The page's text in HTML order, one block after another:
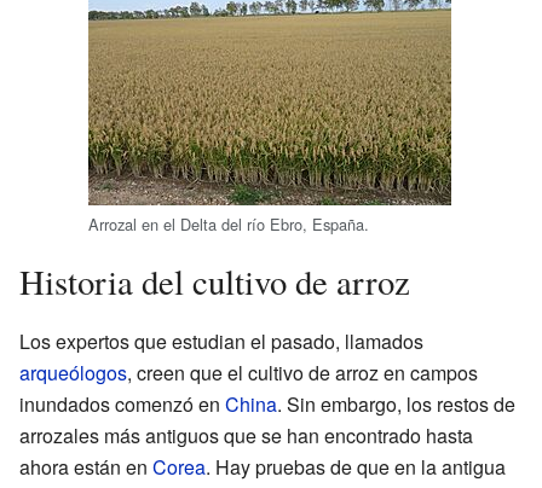
Arrozal en el Delta del río Ebro, España.
Historia del cultivo de arroz
Los expertos que estudian el pasado, llamados
arqueólogos, creen que el cultivo de arroz en campos
inundados comenzó en China. Sin embargo, los restos de
arrozales más antiguos que se han encontrado hasta
ahora están en Corea. Hay pruebas de que en la antigua